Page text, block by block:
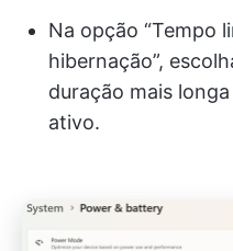
Na opção “Tempo
hibernação”,
duração mais
ativo.